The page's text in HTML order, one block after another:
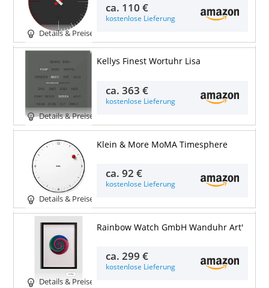
Details & Preise
ca. 110 €
kostenlose Lieferung
Details & Preise
Kellys Finest Wortuhr Lisa
ca.363 €
kostenlose Lieferung
Details & Preise
Klein & More MoMA Timesphere
ca.92 €
kostenlose Lieferung
Details & Preise
Rainbow Watch GmbH Wanduhr Art'
ca.299 €
kostenlose Lieferung